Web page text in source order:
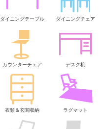
ダイニングテーブル ダイニングチェア
カウンターチェア デスク机
衣類＆玄関収納 ラグマット